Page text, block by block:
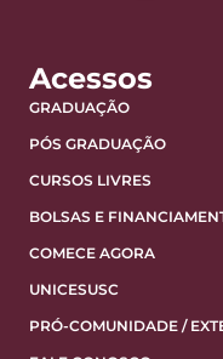
Acessos
GRADUAÇÃO
PÓS GRADUAÇÃO
CURSOS LIVRES
BOLSAS E
COMECE AGORA
UNICESUSC
PRÓ-COMUNIDADE /